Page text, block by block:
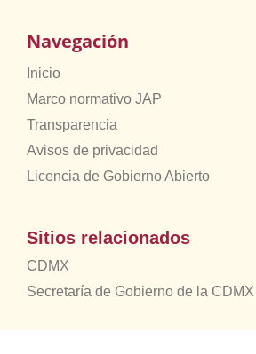
Navegación
Inicio
Marco normativo JAP
Transparencia
Avisos de privacidad
Licencia de Gobierno Abierto
Sitios relacionados
CDMX
Secretaría de Gobierno de la CDMX